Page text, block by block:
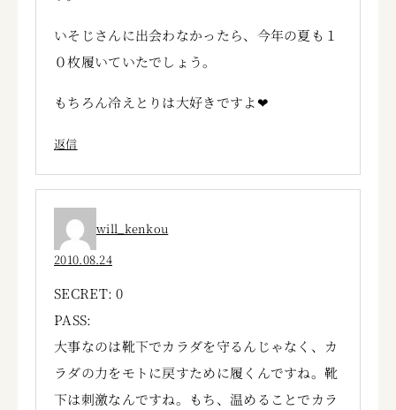
いそじさんに出会わなかったら、今年の夏も１
０枚履いていたでしょう。
もちろん冷えとりは大好きですよ❤
返信
will_kenkou
2010.08.24
SECRET: 0
PASS:
大事なのは靴下でカラダを守るんじゃなく、カ
ラダの力をモトに戻すために履くんですね。靴
下は刺激なんですね。もち、温めることでカラ